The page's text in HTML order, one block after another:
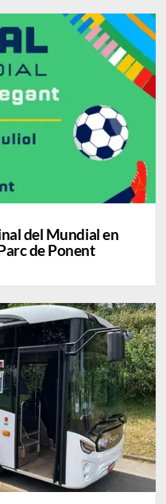
del Mundial en
de Ponent